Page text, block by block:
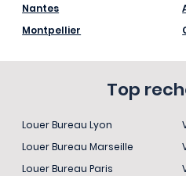
Nantes
Montpellier
Top
Louer Bureau Lyon
Louer Bureau Marseille
Louer Bureau Paris